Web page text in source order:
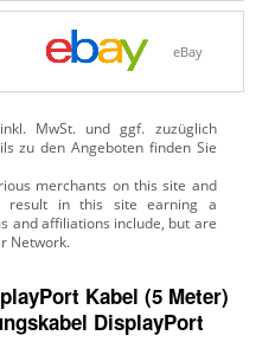
eBay
MwSt. und ggf. zuzüglich
zu den Angeboten finden Sie
Kabel (5 Meter)
DisplayPort